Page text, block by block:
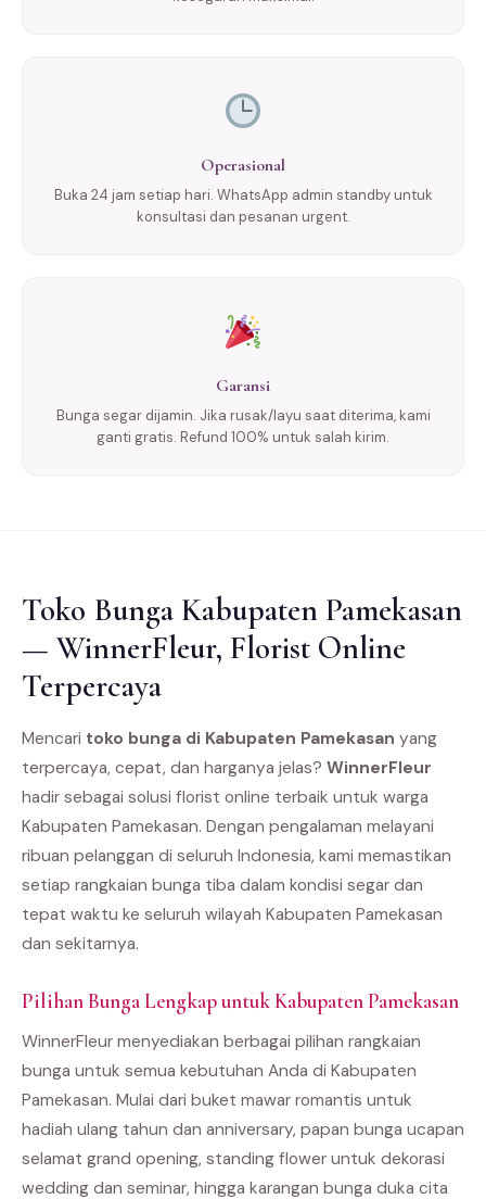
Operasional
Buka 24 jam setiap hari. WhatsApp admin standby untuk
konsultasi dan pesanan urgent.
Garansi
Bunga segar dijamin. Jika rusak/layu saat diterima, kami
ganti gratis. Refund 100% untuk salah kirim.
Toko Bunga Kabupaten Pamekasan
— WinnerFleur, Florist Online
Terpercaya
Mencari toko bunga di Kabupaten Pamekasan yang
terpercaya, cepat, dan harganya jelas? WinnerFleur
hadir sebagai solusi florist online terbaik untuk warga
Kabupaten Pamekasan. Dengan pengalaman melayani
ribuan pelanggan di seluruh Indonesia, kami memastikan
setiap rangkaian bunga tiba dalam kondisi segar dan
tepat waktu ke seluruh wilayah Kabupaten Pamekasan
dan sekitarnya.
Pilihan Bunga Lengkap untuk Kabupaten Pamekasan
WinnerFleur menyediakan berbagai pilihan rangkaian
bunga untuk semua kebutuhan Anda di Kabupaten
Pamekasan. Mulai dari buket mawar romantis untuk
hadiah ulang tahun dan anniversary, papan bunga ucapan
selamat grand opening, standing flower untuk dekorasi
wedding dan seminar, hingga karangan bunga duka cita